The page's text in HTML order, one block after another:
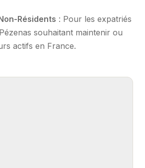
Résidents : Pour les expatriés
souhaitant maintenir ou
actifs en France.